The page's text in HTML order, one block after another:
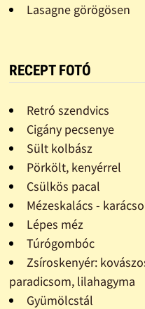
Lasagne görögösen
RECEPT FOTÓ
Retró szendvics
Cigány pecsenye
Sült kolbász
Pörkölt, kenyérrel
Csülkös pacal
Mézeskalács -
Lépes méz
Túrógombóc
Zsíroskenyér:
paradicsom, lilahagyma
Gyümölcstál